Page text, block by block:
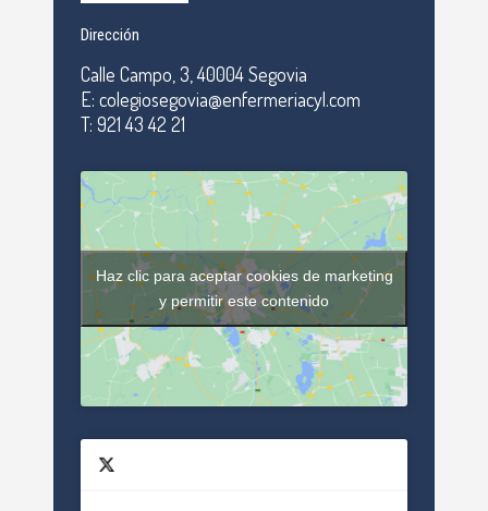
Dirección
Calle Campo, 3, 40004 Segovia
E: colegiosegovia@enfermeriacyl.com
T: 921 43 42 21
Haz clic para aceptar cookies de marketing
y permitir este contenido